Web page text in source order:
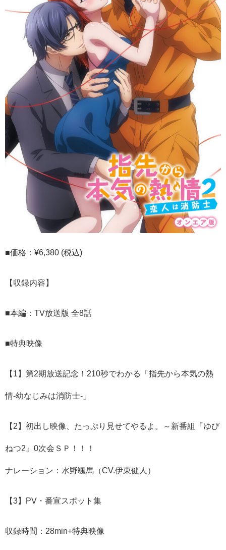
​■価格：¥6,380 (税込)
【収録内容】
■本編：TV放送版 全8話
■特典映像
【1】第2期放送記念！210秒でわかる「指先から本気の熱
情-幼なじみは消防士-」
【2】初出し映像、たっぷり見せてやるよ。～新番組『ゆび
ねつ2』0次会ＳＰ！！！
ナレーション：水野颯馬（CV.伊東健人）
【3】PV・番宣スポット集
収録時間：28min+特典映像